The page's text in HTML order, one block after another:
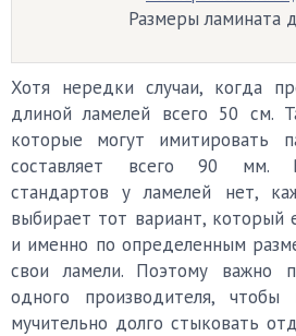
Размеры ламината
Хотя нередки случаи, когда
длиной ламелей всего 50 см.
которые могут имитировать
составляет всего 90 мм.
стандартов у ламелей нет,
выбирает тот вариант, который
и именно по определенным
свои ламели. Поэтому важно
одного производителя,
мучительно долго стыковать